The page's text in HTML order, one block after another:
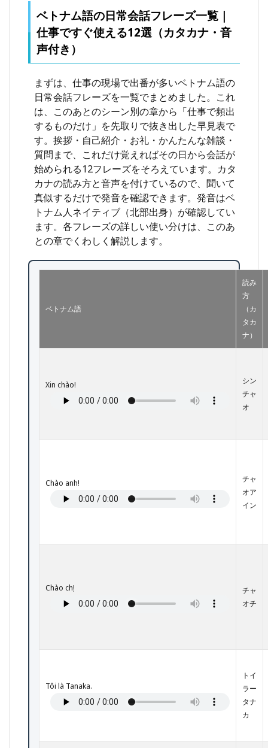
日常
会話
フレ
ーズ
一覧
｜仕
すぐ
使え
る
12
選
（カ
タカ
ナ・
音声
付
き）
2
仕事
で使
うベ
トナ
ム語
えて
ナム
具体
【シ
的な
進捗
確認
②】
の構
築・
雑談
ベトナム語の日常会話フレーズ一覧｜
仕事ですぐ使える12選（カタカナ・音
声付き）
まずは、仕事の現場で出番が多いベトナム語の
日常会話フレーズを一覧でまとめました。これ
は、このあとのシーン別の章から「仕事で頻出
するものだけ」を先取りで抜き出した早見表で
す。挨拶・自己紹介・お礼・かんたんな雑談・
質問まで、これだけ覚えればその日から会話が
始められる12フレーズをそろえています。カタ
カナの読み方と音声を付けているので、聞いて
真似するだけで発音を確認できます。発音はベ
トナム人ネイティブ（北部出身）が確認してい
ます。各フレーズの詳しい使い分けは、このあ
との章でくわしく解説します。
ベトナム語
読み
方
（カ
タカ
ナ）
Xin chào!
シン
チャ
オ
Chào anh!
チャ
オア
イン
Chào chị!
チャ
オチ
Tôi là Tanaka.
トイ
ラー
タナ
カ